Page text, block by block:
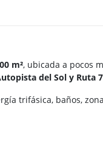
m², ubicada a pocos
del Sol y Ruta
trifásica, baños,